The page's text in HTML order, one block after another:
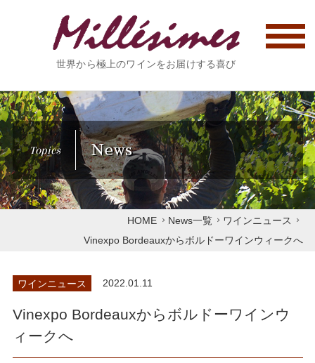
世界から極上のワインをお届けする喜び
Topics News
HOME News一覧
ワインニュース
Vinexpo Bordeauxからボルドーワインウィークへ
ワインニュース 2022.01.11
Vinexpo Bordeauxからボルドーワインウ
ィークへ